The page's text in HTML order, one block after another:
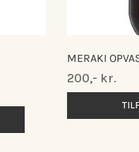
MERAKI
Normalpris
200,- kr.